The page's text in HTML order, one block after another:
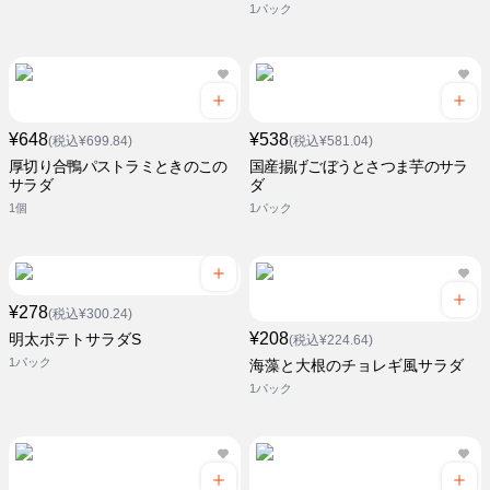
1パック
¥648(税込¥699.84)
厚切り合鴨パストラミときのこの
サラダ
1個
¥538(税込¥581.04)
国産揚げごぼうとさつま芋のサラ
ダ
1パック
¥278(税込¥300.24)
明太ポテトサラダS
1パック
¥208(税込¥224.64)
海藻と大根のチョレギ風サラダ
1パック